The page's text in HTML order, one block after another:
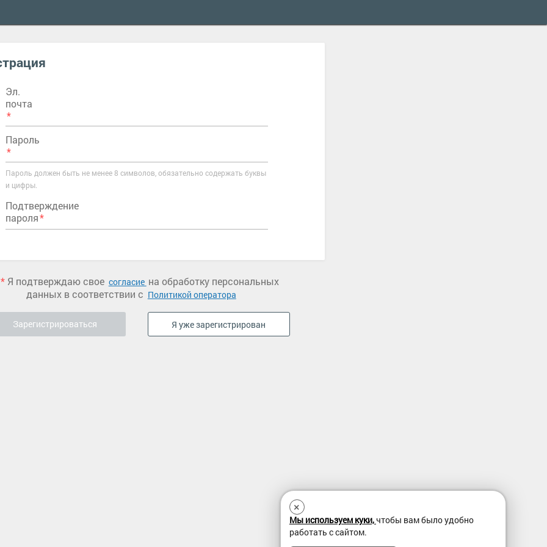
Эл.
почта
Пароль
Пароль должен быть не менее 8 символов, обязательно содержать буквы
и цифры.
Подтверждение
пароля
*Я подтверждаю свое согласие на обработку персональных
данных в соответствии с Политикой оператора
×
Мы используем куки,чтобы вам было удобно
работать с сайтом.